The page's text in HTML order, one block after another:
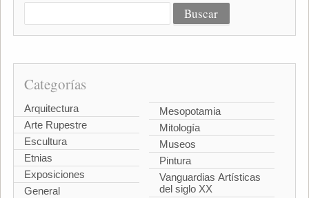
Categorías
Arquitectura
Arte Rupestre
Escultura
Etnias
Exposiciones
General
Mesopotamia
Mitología
Museos
Pintura
Vanguardias Artísticas
del siglo XX